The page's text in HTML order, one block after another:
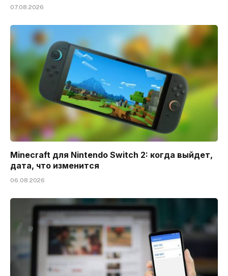
07.08.2026
Minecraft для Nintendo Switch 2: когда выйдет,
дата, что изменится
06.08.2026